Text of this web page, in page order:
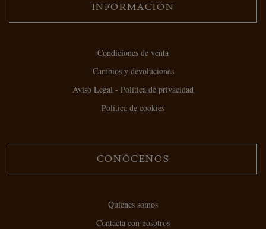
INFORMACIÓN
Condiciones de venta
Cambios y devoluciones
Aviso Legal - Política de privacidad
Política de cookies
CONÓCENOS
Quienes somos
Contacta con nosotros